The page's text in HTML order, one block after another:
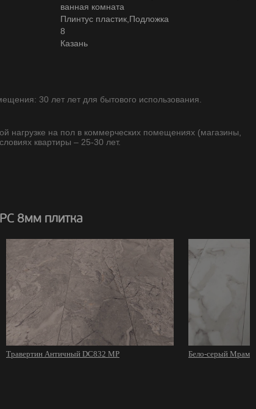
ванная комната
Плинтус пластик,Подложка
8
Казань
30 лет лет для бытового использования.
нагрузке на пол в коммерческих помещениях (магазины,
квартиры – 25-30 лет.
8мм плитка
Травертин Античный DC832 MP Бело-серый